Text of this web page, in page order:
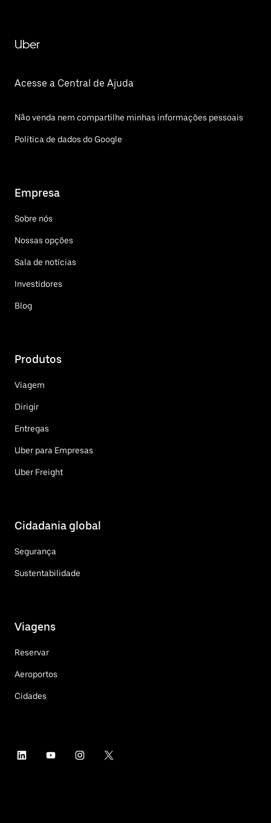
Uber
Acesse a Central de Ajuda
Não venda nem compartilhe minhas informações pessoais
Política de dados do Google
Empresa
Sobre nós
Nossas opções
Sala de notícias
Investidores
Blog
Produtos
Viagem
Dirigir
Entregas
Uber para Empresas
Uber Freight
Cidadania global
Segurança
Sustentabilidade
Viagens
Reservar
Aeroportos
Cidades